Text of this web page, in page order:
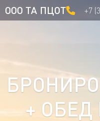
ООО ТА ПЦОТ +7
+